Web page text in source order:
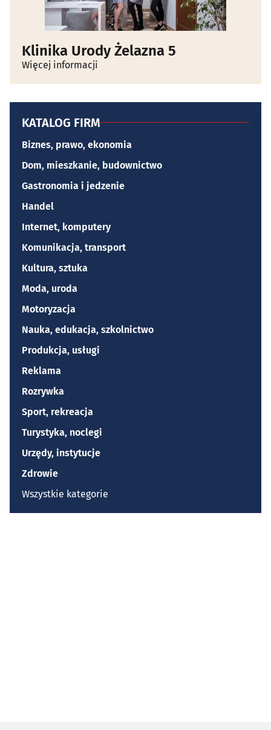
Klinika Urody Żelazna 5
Więcej informacji
KATALOG FIRM
Biznes, prawo, ekonomia
Dom, mieszkanie, budownictwo
Gastronomia i jedzenie
Handel
Internet, komputery
Komunikacja, transport
Kultura, sztuka
Moda, uroda
Motoryzacja
Nauka, edukacja, szkolnictwo
Produkcja, usługi
Reklama
Rozrywka
Sport, rekreacja
Turystyka, noclegi
Urzędy, instytucje
Zdrowie
Wszystkie kategorie